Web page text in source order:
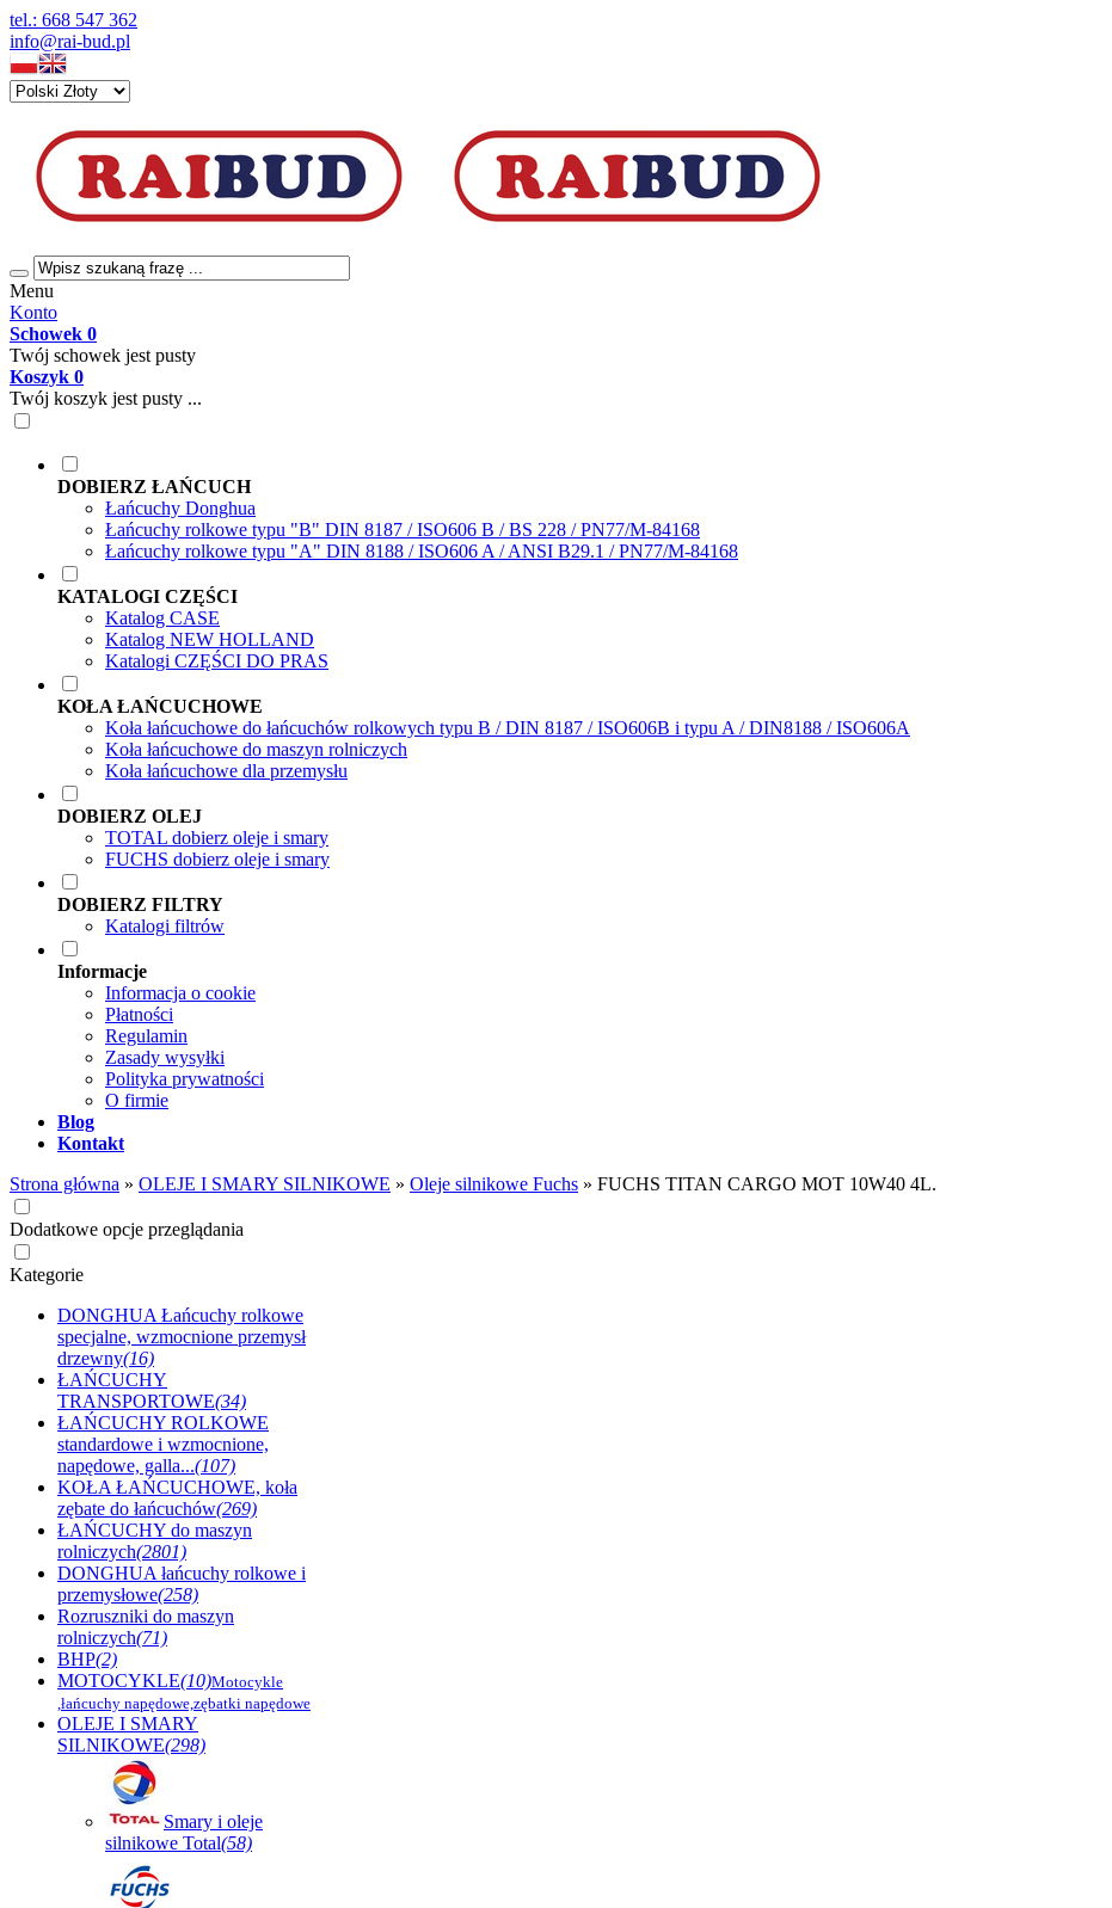
tel.: 668 547 362
info@rai-bud.pl
Menu
Konto
Schowek 0
Twój schowek jest pusty
Koszyk 0
Twój koszyk jest pusty ...
DOBIERZ ŁAŃCUCH
Łańcuchy Donghua
Łańcuchy rolkowe typu "B" DIN 8187 / ISO606 B / BS 228 / PN77/M-84168
Łańcuchy rolkowe typu "A" DIN 8188 / ISO606 A / ANSI B29.1 / PN77/M-84168
KATALOGI CZĘŚCI
Katalog CASE
Katalog NEW HOLLAND
Katalogi CZĘŚCI DO PRAS
KOŁA ŁAŃCUCHOWE
Koła łańcuchowe do łańcuchów rolkowych typu B / DIN 8187 / ISO606B i typu A / DIN8188 / ISO606A
Koła łańcuchowe do maszyn rolniczych
Koła łańcuchowe dla przemysłu
DOBIERZ OLEJ
TOTAL dobierz oleje i smary
FUCHS dobierz oleje i smary
DOBIERZ FILTRY
Katalogi filtrów
Informacje
Informacja o cookie
Płatności
Regulamin
Zasady wysyłki
Polityka prywatności
O firmie
Blog
Kontakt
Strona główna » OLEJE I SMARY SILNIKOWE » Oleje silnikowe Fuchs » FUCHS TITAN CARGO MOT 10W40 4L.
Dodatkowe opcje przeglądania
Kategorie
DONGHUA Łańcuchy rolkowe
specjalne, wzmocnione przemysł
drzewny(16)
ŁAŃCUCHY
TRANSPORTOWE(34)
ŁAŃCUCHY ROLKOWE
standardowe i wzmocnione,
napędowe, galla...(107)
KOŁA ŁAŃCUCHOWE, koła
zębate do łańcuchów(269)
ŁAŃCUCHY do maszyn
rolniczych(2801)
DONGHUA łańcuchy rolkowe i
przemysłowe(258)
Rozruszniki do maszyn
rolniczych(71)
BHP(2)
MOTOCYKLE(10)Motocykle
,łańcuchy napędowe,zębatki napędowe
OLEJE I SMARY
SILNIKOWE(298)
Smary i oleje
silnikowe Total(58)